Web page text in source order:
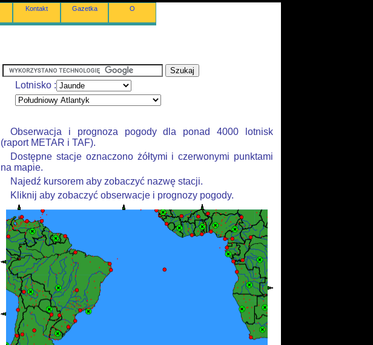
Kontakt Gazetka O
Lotnisko :
Obserwacja i prognoza pogody dla ponad 4000 lotnisk
(raport METAR i TAF).
Dostępne stacje oznaczono żółtymi i czerwonymi punktami
na mapie.
Najedź kursorem aby zobaczyć nazwę stacji.
Kliknij aby zobaczyć obserwacje i prognozy pogody.